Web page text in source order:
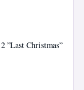
”Last Christmas”